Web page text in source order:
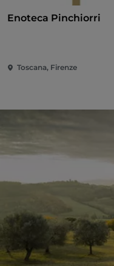
Enoteca Pinchiorri
Toscana, Firenze